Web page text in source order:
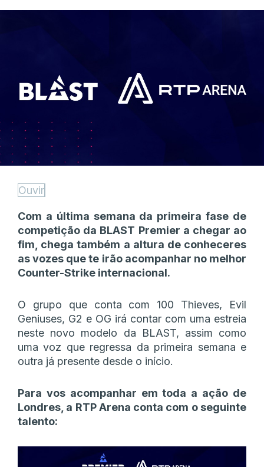
Ouvir
Com a última semana da primeira fase de
competição da BLAST Premier a chegar ao
fim, chega também a altura de conheceres
as vozes que te irão acompanhar no melhor
Counter-Strike internacional.
O grupo que conta com 100 Thieves, Evil
Geniuses, G2 e OG irá contar com uma estreia
neste novo modelo da BLAST, assim como
uma voz que regressa da primeira semana e
outra já presente desde o início.
Para vos acompanhar em toda a ação de
Londres, a RTP Arena conta com o seguinte
talento: